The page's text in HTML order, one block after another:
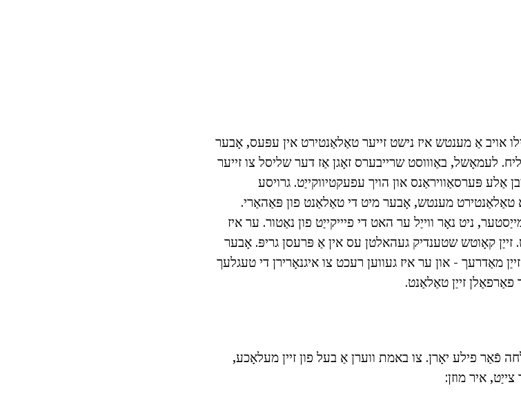
אויב אַ מענטש איז נישט זייער טאַלאַנטירט אין עפּעס, אָבער
לעמאָשל, באַוווסט שרייבערס זאָגן אַז דער שליסל צו זייער
פּערסאַוויראַנס און הויך עפעקטיווקייַט. גרויסע
אַ טאַלאַנטירט מענטש, אָבער מיט די טאַלאַנט פון פּאַהאַרי.
ניט נאָר ווייַל ער האט די פיייקייַט פון נאַטור. ער איז
זייַן קאָוטש שטענדיק געהאלטן עס אין אַ פּרעסן גריפּ. אָבער
מאַדרעך - און ער איז געווען רעכט צו איגנאָרירן די טעגלעך
פאַרפאַלן זייַן טאַלאַנט.
פֿאַר פילע יאָרן. צו באמת ווערן אַ בעל פון זיין מעלאָכע,
איר מוזן: